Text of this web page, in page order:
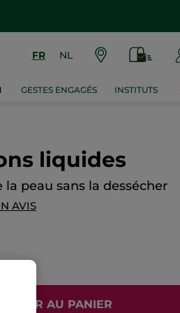
FR NL
GESTES ENGAGÉS INSTITUTS
liquides
peau sans la dessécher
AVIS
AU PANIER